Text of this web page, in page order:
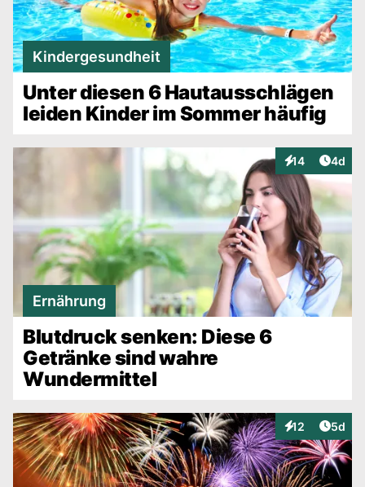
Kindergesundheit
Unter diesen 6 Hautausschlägen
leiden Kinder im Sommer häufig
14
Interaktionen
4d
Ernährung
Blutdruck senken: Diese 6
Getränke sind wahre
Wundermittel
12
Interaktionen
5d